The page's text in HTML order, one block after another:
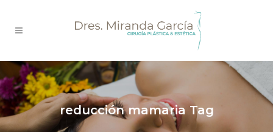
reducción mamaria Tag